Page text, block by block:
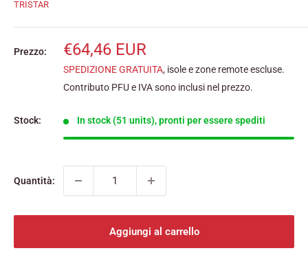
TRISTAR
Prezzo:
Prezzo
scontato
€64,46 EUR
SPEDIZIONE GRATUITA, isole e zone remote escluse.
Contributo PFU e IVA sono inclusi nel prezzo.
Stock: In stock (51 units), pronti per essere spediti
Quantità:
Aggiungi al carrello